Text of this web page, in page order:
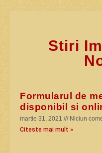
Stiri
Formularul de
disponibil si
martie 31, 2021
Niciun
Citeste mai mult »